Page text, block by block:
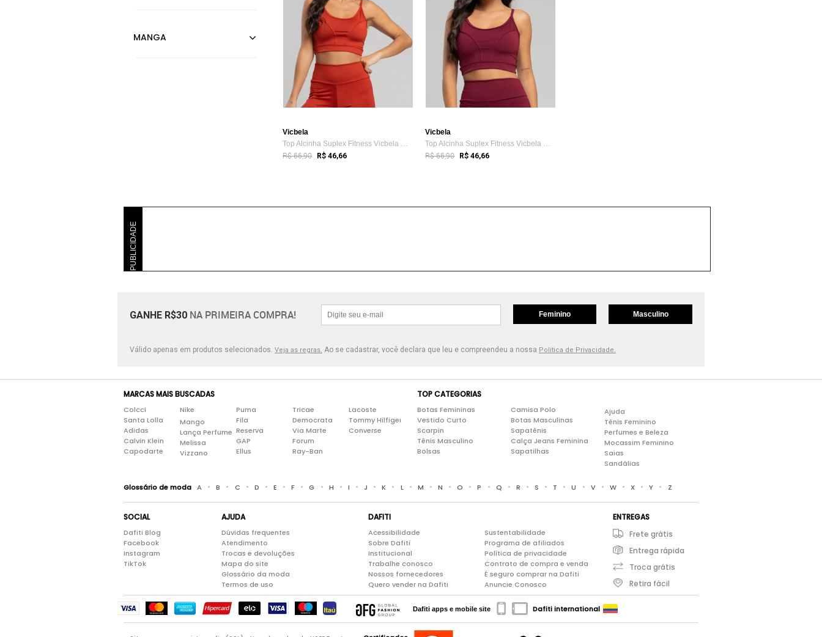
Vicbela
Top Alcinha Suplex Fitness Vicbela Cropp...
R$ 66,90 R$ 46,66
Vicbela
Top Alcinha Suplex Fitness Vicbela Cropp...
R$ 66,90 R$ 46,66
PUBLICIDADE
GANHE R$30 NA PRIMEIRA COMPRA! Feminino Masculino
Válido apenas em produtos selecionados. Veja as regras. Ao se cadastrar, você declara que leu e compreendeu a nossa Política de Privacidade.
MARCAS MAIS BUSCADAS
Colcci
Santa Lolla
Adidas
Calvin Klein
Capodarte
Nike
Mango
Lança Perfume
Melissa
Vizzano
Puma
Fila
Reserva
GAP
Ellus
Tricae
Democrata
Via Marte
Forum
Ray-Ban
Lacoste
Tommy Hilfiger
Converse
TOP CATEGORIAS
Botas Femininas
Vestido Curto
Scarpin
Tênis Masculino
Bolsas
Camisa Polo
Botas Masculinas
Sapatênis
Calça Jeans Feminina
Sapatilhas
Ajuda
Tênis Feminino
Perfumes e Beleza
Mocassim Feminino
Saias
Sandálias
Glossário de moda A • B • C • D • E • F • G • H • I • J • K • L • M • N • O • P • Q • R • S • T • U • V • W • X • Y • Z
SOCIAL
Dafiti Blog
Facebook
Instagram
TikTok
AJUDA
Dúvidas frequentes
Atendimento
Trocas e devoluções
Mapa do site
Glossário da moda
Termos de uso
DAFITI
Acessibilidade
Sobre Dafiti
Institucional
Trabalhe conosco
Nossos fornecedores
Quero vender na Dafiti
Sustentabilidade
Programa de afiliados
Política de privacidade
Contrato de compra e venda
É seguro comprar na Dafiti
Anuncie Conosco
ENTREGAS
Frete grátis
Entrega rápida
Troca grátis
Retira fácil
Dafiti apps e mobile site Dafiti international